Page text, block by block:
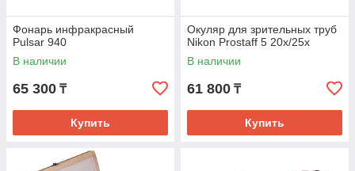
Фонарь инфракрасный
Pulsar 940
В наличии
65 300 ₸
Купить
Окуляр для зрительных труб
Nikon Prostaff 5 20x/25x
В наличии
61 800 ₸
Купить